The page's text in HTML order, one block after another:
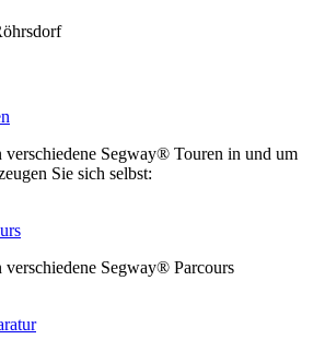
verschiedene Segway® Touren in und um
Sie sich selbst:
Segway® Parcours